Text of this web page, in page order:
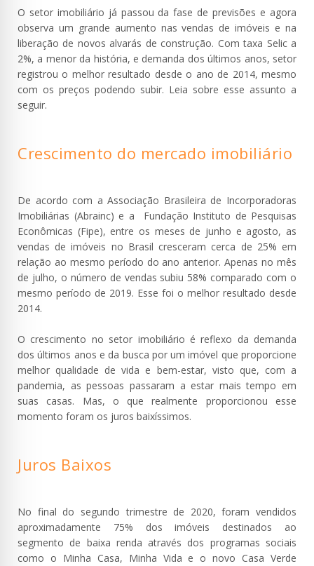
O setor imobiliário já passou da fase de previsões e agora
observa um grande aumento nas vendas de imóveis e na
liberação de novos alvarás de construção. Com taxa Selic a
2%, a menor da história, e demanda dos últimos anos, setor
registrou o melhor resultado desde o ano de 2014, mesmo
com os preços podendo subir. Leia sobre esse assunto a
seguir.
Crescimento do mercado imobiliário
De acordo com a Associação Brasileira de Incorporadoras
Imobiliárias (Abrainc) e a Fundação Instituto de Pesquisas
Econômicas (Fipe), entre os meses de junho e agosto, as
vendas de imóveis no Brasil cresceram cerca de 25% em
relação ao mesmo período do ano anterior. Apenas no mês
de julho, o número de vendas subiu 58% comparado com o
mesmo período de 2019. Esse foi o melhor resultado desde
2014.
O crescimento no setor imobiliário é reflexo da demanda
dos últimos anos e da busca por um imóvel que proporcione
melhor qualidade de vida e bem-estar, visto que, com a
pandemia, as pessoas passaram a estar mais tempo em
suas casas. Mas, o que realmente proporcionou esse
momento foram os juros baixíssimos.
Juros Baixos
No final do segundo trimestre de 2020, foram vendidos
aproximadamente 75% dos imóveis destinados ao
segmento de baixa renda através dos programas sociais
como o Minha Casa, Minha Vida e o novo Casa Verde